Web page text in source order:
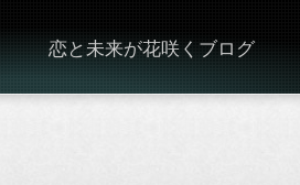
恋と未来が花咲くブログ